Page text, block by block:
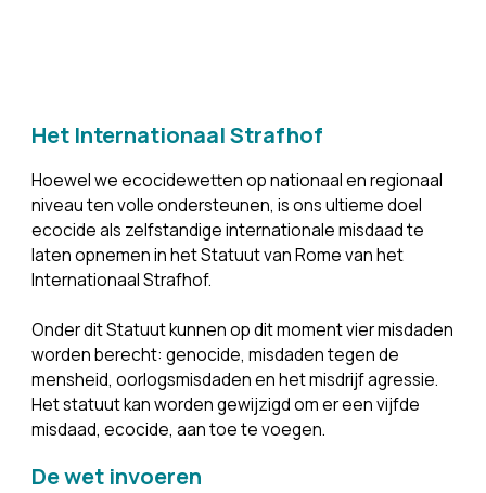
Het Internationaal Strafhof
Hoewel we ecocidewetten op nationaal en regionaal
niveau ten volle ondersteunen, is ons ultieme doel
ecocide als zelfstandige internationale misdaad te
laten opnemen in het Statuut van Rome van het
Internationaal Strafhof.
Onder dit Statuut kunnen op dit moment vier misdaden
worden berecht: genocide, misdaden tegen de
mensheid, oorlogsmisdaden en het misdrijf agressie.
Het statuut kan worden gewijzigd om er een vijfde
misdaad, ecocide, aan toe te voegen.
De wet invoeren